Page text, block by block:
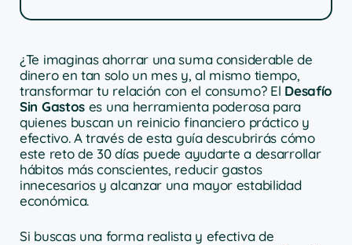
¿Te imaginas ahorrar una suma considerable de
dinero en tan solo un mes y, al mismo tiempo,
transformar tu relación con el consumo? El Desafío
Sin Gastos es una herramienta poderosa para
quienes buscan un reinicio financiero práctico y
efectivo. A través de esta guía descubrirás cómo
este reto de 30 días puede ayudarte a desarrollar
hábitos más conscientes, reducir gastos
innecesarios y alcanzar una mayor estabilidad
económica.
Si buscas una forma realista y efectiva de